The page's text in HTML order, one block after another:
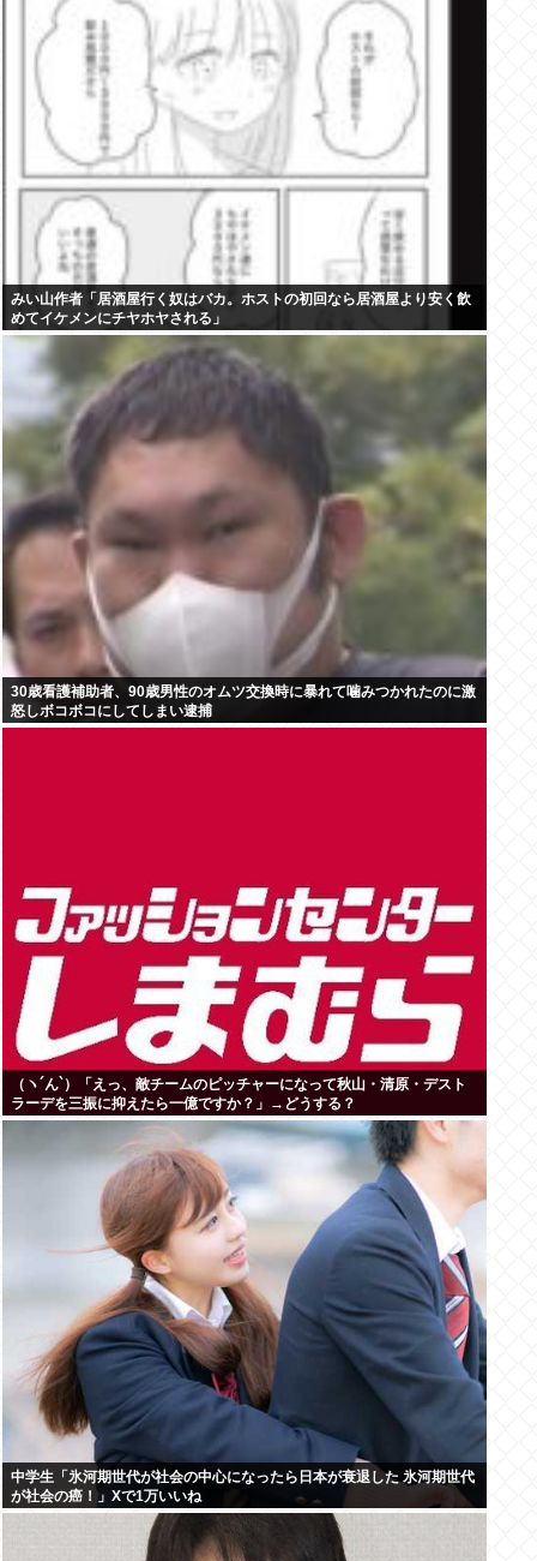
みい山作者「居酒屋行く奴はバカ。ホストの初回なら居酒屋より安く飲
めてイケメンにチヤホヤされる」
30歳看護補助者、90歳男性のオムツ交換時に暴れて噛みつかれたのに激
怒しボコボコにしてしまい逮捕
（ヽ´ん`）「えっ、敵チームのピッチャーになって秋山・清原・デスト
ラーデを三振に抑えたら一億ですか？」→どうする？
中学生「氷河期世代が社会の中心になったら日本が衰退した 氷河期世代
が社会の癌！」Xで1万いいね